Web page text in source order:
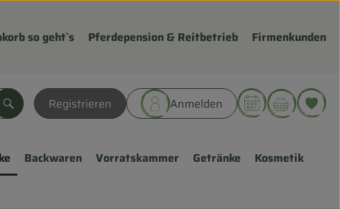
so geht`s Pferdepension & Reitbetrieb Firmenkunden
Registrieren Anmelden
Suchen
Backwaren Vorratskammer Getränke Kosmetik